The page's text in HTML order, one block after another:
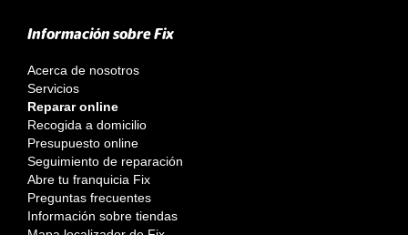
Información sobre Fix
Acerca de nosotros
Servicios
Reparar online
Recogida a domicilio
Presupuesto online
Seguimiento de reparación
Abre tu franquicia Fix
Preguntas frecuentes
Información sobre tiendas